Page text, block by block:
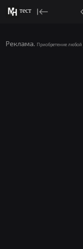
тест
Реклама. Приобретение любой